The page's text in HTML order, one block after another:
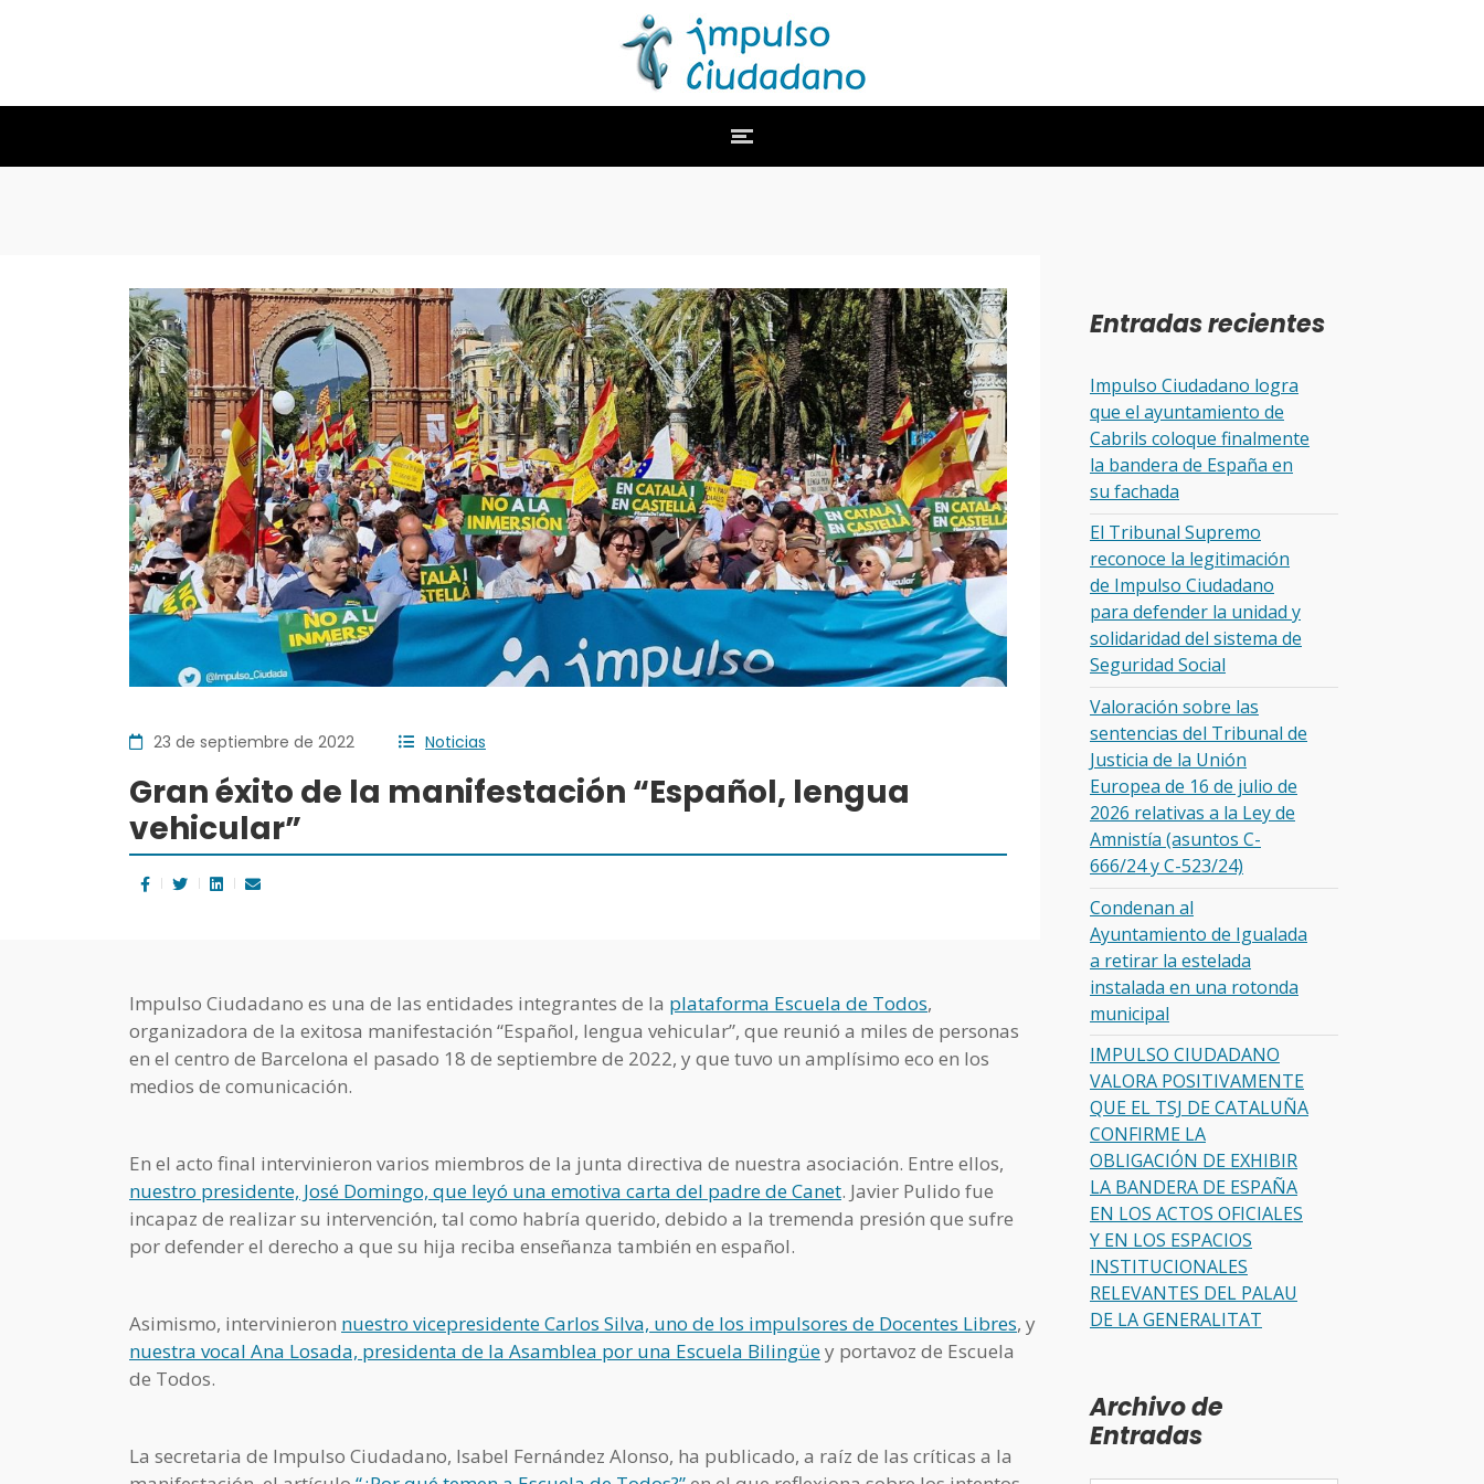
23 de septiembre de 2022 Noticias
Gran éxito de la manifestación “Español, lengua
vehicular”
Impulso Ciudadano es una de las entidades integrantes de la plataforma Escuela de Todos,
organizadora de la exitosa manifestación “Español, lengua vehicular”, que reunió a miles de personas
en el centro de Barcelona el pasado 18 de septiembre de 2022, y que tuvo un amplísimo eco en los
medios de comunicación.
En el acto final intervinieron varios miembros de la junta directiva de nuestra asociación. Entre ellos,
nuestro presidente, José Domingo, que leyó una emotiva carta del padre de Canet. Javier Pulido fue
incapaz de realizar su intervención, tal como habría querido, debido a la tremenda presión que sufre
por defender el derecho a que su hija reciba enseñanza también en español.
Asimismo, intervinieron nuestro vicepresidente Carlos Silva, uno de los impulsores de Docentes Libres, y
nuestra vocal Ana Losada, presidenta de la Asamblea por una Escuela Bilingüey portavoz de Escuela
de Todos.
La secretaria de Impulso Ciudadano, Isabel Fernández Alonso, ha publicado, a raíz de las críticas a la
Entradas recientes
Impulso Ciudadano logra
que el ayuntamiento de
Cabrils coloque finalmente
la bandera de España en
su fachada
El Tribunal Supremo
reconoce la legitimación
de Impulso Ciudadano
para defender la unidad y
solidaridad del sistema de
Seguridad Social
Valoración sobre las
sentencias del Tribunal de
Justicia de la Unión
Europea de 16 de julio de
2026 relativas a la Ley de
Amnistía (asuntos C-
666/24 y C-523/24)
Condenan al
Ayuntamiento de Igualada
a retirar la estelada
instalada en una rotonda
municipal
IMPULSO CIUDADANO
VALORA POSITIVAMENTE
QUE EL TSJ DE CATALUÑA
CONFIRME LA
OBLIGACIÓN DE EXHIBIR
LA BANDERA DE ESPAÑA
EN LOS ACTOS OFICIALES
Y EN LOS ESPACIOS
INSTITUCIONALES
RELEVANTES DEL PALAU
DE LA GENERALITAT
Archivo de
Entradas